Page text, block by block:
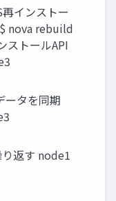
インストー
nova rebuild
ストールAPI
ータを同期
返す node1